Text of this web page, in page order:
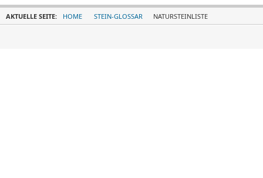
AKTUELLE SEITE: HOME STEIN-GLOSSAR NATURSTEINLISTE